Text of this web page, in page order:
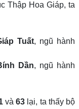
Thập Hoa Giáp, ta
Tuất, ngũ hành
Dần, ngũ hành
và63 lại, ta thấy bộ